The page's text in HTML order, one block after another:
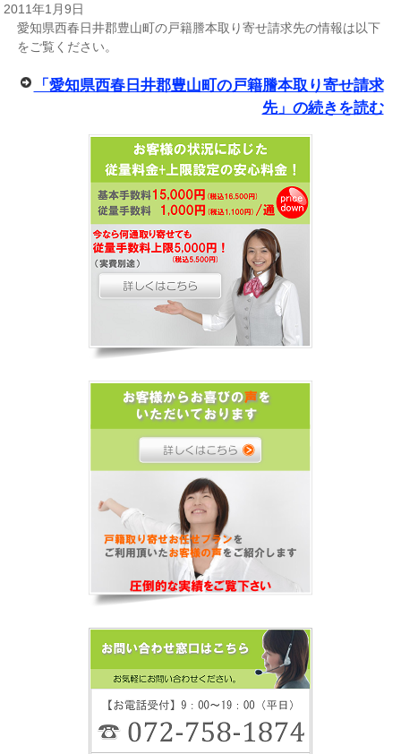
2011年1月9日
愛知県西春日井郡豊山町の戸籍謄本取り寄せ請求先の情報は以下
をご覧ください。
「愛知県西春日井郡豊山町の戸籍謄本取り寄せ請求
先」の続きを読む